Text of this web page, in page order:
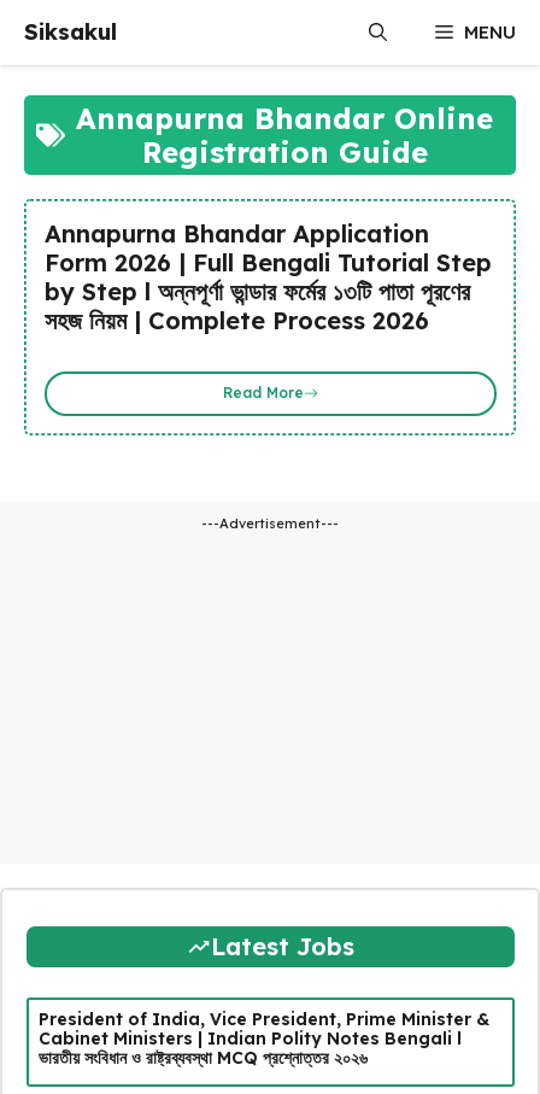
content
Siksakul MENU
Annapurna Bhandar Online
Registration Guide
Annapurna Bhandar Application
Form 2026 | Full Bengali Tutorial Step
by Step l অন্নপূর্ণা ভান্ডার ফর্মের ১৩টি পাতা পূরণের
সহজ নিয়ম | Complete Process 2026
Read More
---Advertisement---
Latest Jobs
President of India, Vice President, Prime Minister &
Cabinet Ministers | Indian Polity Notes Bengali l
ভারতীয় সংবিধান ও রাষ্ট্রব্যবস্থা MCQ প্রশ্নোত্তর ২০২৬